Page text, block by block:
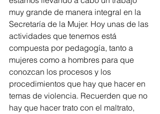
muy grande de manera integral en la
Secretaría de la Mujer. Hoy unas de las
actividades que tenemos está
compuesta por pedagogía, tanto a
mujeres como a hombres para que
conozcan los procesos y los
procedimientos que hay que hacer en
temas de violencia. Recuerden que no
hay que hacer trato con el maltrato,